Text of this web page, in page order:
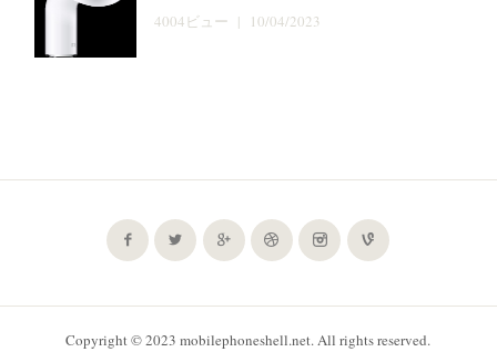
4004ビュー | 10/04/2023
Copyright © 2023 mobilephoneshell.net. All rights reserved.